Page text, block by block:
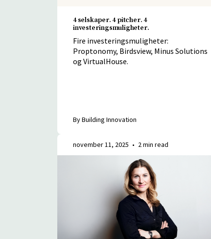
4 selskaper. 4 pitcher. 4
investeringsmuligheter.
Fire investeringsmuligheter:
Proptonomy, Birdsview, Minus Solutions
og VirtualHouse.
By Building Innovation
november 11, 2025 • 2 min read